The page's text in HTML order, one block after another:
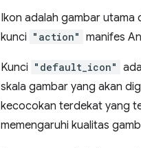
Ikon adalah gambar
kunci "action" manifes
Kunci "default_icon"
skala gambar yang akan
kecocokan terdekat yang
memengaruhi kualitas